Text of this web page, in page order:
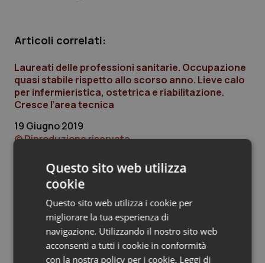
Provincia Autonoma di Trento
Puglia
Sardegna
Sicilia
Toscana
Umbria
Ipertensione & Scompenso
Malattie rare
Malattia di Crohn & Rettocolite Ulcerosa
Neuroscienze & patologie neurodegenerative
Obesità
Oftalmologia
Articoli correlati:
Laureati delle professioni sanitarie. Occupazione
quasi stabile rispetto allo scorso anno. Lieve calo
per infermieristica, ostetrica e riabilitazione.
Cresce l’area tecnica
19 Giugno 2019
© Riproduzione riservata
Ultime analisi e review da QS Pro
Gold
Cloud sanitario: infrastrutture,
compliance, GDPR e Risk management
Questo sito web utilizza
cookie
Questo sito web utilizza i cookie per
migliorare la tua esperienza di
navigazione. Utilizzando il nostro sito web
acconsenti a tutti i cookie in conformità
con la nostra policy per i cookie. Leggi di